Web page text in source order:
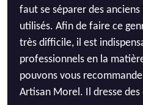
faut se séparer des
utilisés. Afin de faire ce
très difficile, il est
professionnels en la
pouvons vous
Artisan Morel. Il dresse